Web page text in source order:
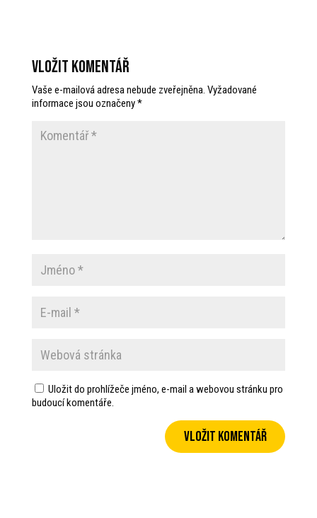
Vložit komentář
Vaše e-mailová adresa nebude zveřejněna. Vyžadované
informace jsou označeny*
Uložit do prohlížeče jméno, e-mail a webovou stránku pro
budoucí komentáře.